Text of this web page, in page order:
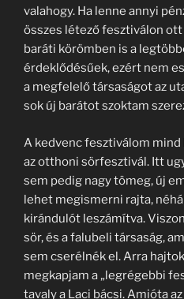
valahogy. Ha lenne annyi
összes létező fesztiválon
baráti körömben is a
érdeklődésűek, ezért nem
a megfelelő társaságot az
sok új barátot szoktam
A kedvenc fesztiválom
az otthoni sörfesztivál. Itt
sem pedig nagy tömeg, új
lehet megismerni rajta,
kirándulót leszámítva.
sör, és a falubeli társaság,
sem cserélnék el. Arra
megkapjam a „legrégebbi
tavaly a Laci bácsi. Amióta